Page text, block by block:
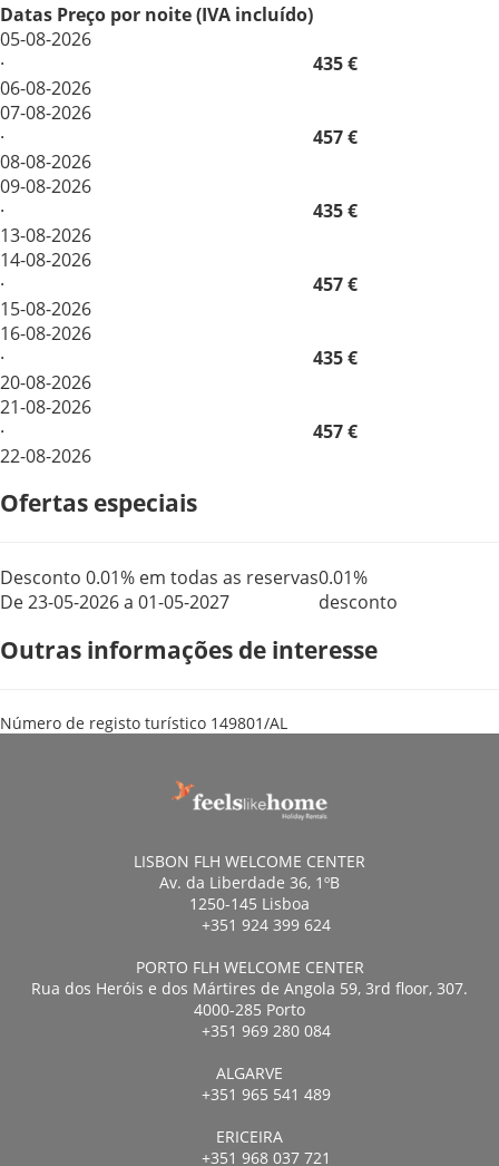
Datas Preço por noite (IVA incluído)
05-08-2026
·
06-08-2026
435 €
07-08-2026
·
08-08-2026
457 €
09-08-2026
·
13-08-2026
435 €
14-08-2026
·
15-08-2026
457 €
16-08-2026
·
20-08-2026
435 €
21-08-2026
·
22-08-2026
457 €
Ofertas especiais
Desconto 0.01% em todas as reservas
De 23-05-2026 a 01-05-2027
0.01%
desconto
Outras informações de interesse
Número de registo turístico 149801/AL
LISBON FLH WELCOME CENTER
Av. da Liberdade 36, 1ºB
1250-145 Lisboa
+351 924 399 624
PORTO FLH WELCOME CENTER
Rua dos Heróis e dos Mártires de Angola 59, 3rd floor, 307.
4000-285 Porto
+351 969 280 084
ALGARVE
+351 965 541 489
ERICEIRA
+351 968 037 721